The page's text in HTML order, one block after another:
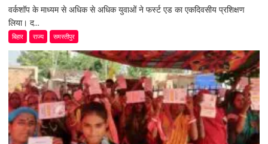
वर्कशॉप के माध्यम से अधिक से अधिक युवाओं ने फर्स्ट एड का एकदिवसीय प्रशिक्षण
लिया। द...
बिहार राज्य समस्तीपुर